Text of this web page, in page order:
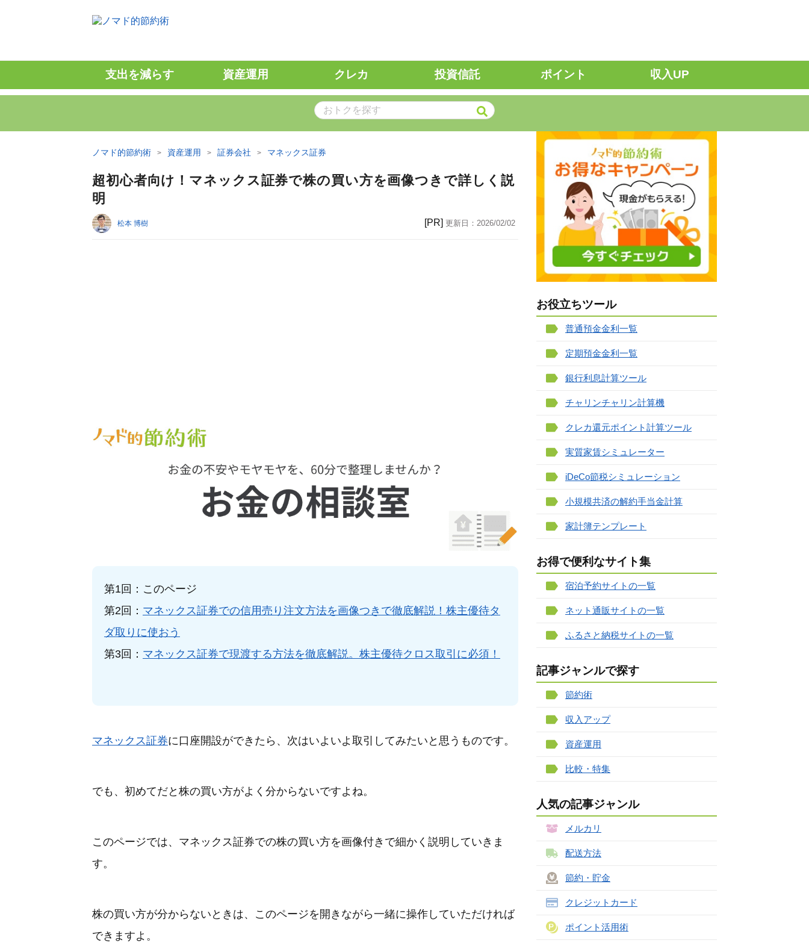
支出を減らす 資産運用 クレカ 投資信託 ポイント 収入UP
ノマド的節約術 資産運用 証券会社 マネックス証券
超初心者向け！マネックス証券で株の買い方を画像つきで詳しく説
明
松本 博樹 [PR] 更新日： 2026/02/02
第1回：このページ
第2回： マネックス証券での信用売り注文方法を画像つきで徹底解説！株主優待タ
ダ取りに使おう
第3回： マネックス証券で現渡する方法を徹底解説。株主優待クロス取引に必須！
マネックス証券に口座開設ができたら、次はいよいよ取引してみたいと思うものです。
でも、初めてだと株の買い方がよく分からないですよね。
このページでは、マネックス証券での株の買い方を画像付きで細かく説明していきま
す。
株の買い方が分からないときは、このページを開きながら一緒に操作していただければ
できますよ。
お役立ちツール
普通預金金利一覧
定期預金金利一覧
銀行利息計算ツール
チャリンチャリン計算機
クレカ還元ポイント計算ツール
実質家賃シミュレーター
iDeCo節税シミュレーション
小規模共済の解約手当金計算
家計簿テンプレート
お得で便利なサイト集
宿泊予約サイトの一覧
ネット通販サイトの一覧
ふるさと納税サイトの一覧
記事ジャンルで探す
節約術
収入アップ
資産運用
比較・特集
人気の記事ジャンル
メルカリ
配送方法
節約・貯金
クレジットカード
ポイント活用術